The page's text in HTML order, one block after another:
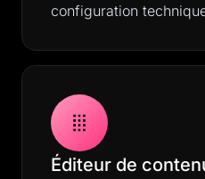
configuration
Éditeur de